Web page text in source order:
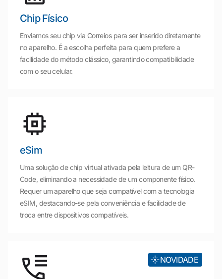
Chip Físico
Enviamos seu chip via Correios para ser inserido diretamente
no aparelho. É a escolha perfeita para quem prefere a
facilidade do método clássico, garantindo compatibilidade
com o seu celular.
eSim
Uma solução de chip virtual ativada pela leitura de um QR-
Code, eliminando a necessidade de um componente físico.
Requer um aparelho que seja compatível com a tecnologia
eSIM, destacando-se pela conveniência e facilidade de
troca entre dispositivos compatíveis.
NOVIDADE